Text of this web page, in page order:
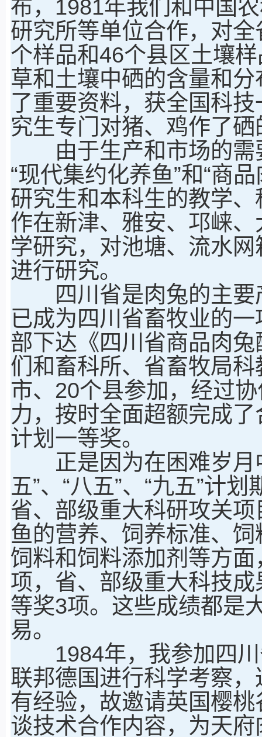
布，1981年我们和中国
研究所等单位合作，对
个样品和46个县区土壤
草和土壤中硒的含量和
了重要资料，获全国科
究生专门对猪、鸡作了
由于生产和市场的需
“现代集约化养鱼”和“商
研究生和本科生的教学
作在新津、雅安、邛崃
学研究，对池塘、流水
进行研究。
四川省是肉兔的主要
已成为四川省畜牧业的
部下达《四川省商品肉
们和畜科所、省畜牧局
市、20个县参加，经过
力，按时全面超额完成
计划一等奖。
正是因为在困难岁月
五”、“八五”、“九五”计
省、部级重大科研攻关
鱼的营养、饲养标准、
饲料和饲料添加剂等方
项，省、部级重大科技
等奖3项。这些成绩都是
易。
1984年，我参加四川
联邦德国进行科学考察
有经验，故邀请英国樱
谈技术合作内容，为天